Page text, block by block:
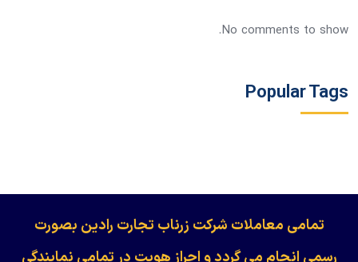
No comments to show.
Popular Tags
​​​​​​تمامی معاملات شرکت زرناب تجارت رادین بصورت
رسمی انجام می گردد و احراز هویت در تمامی نمایندگی